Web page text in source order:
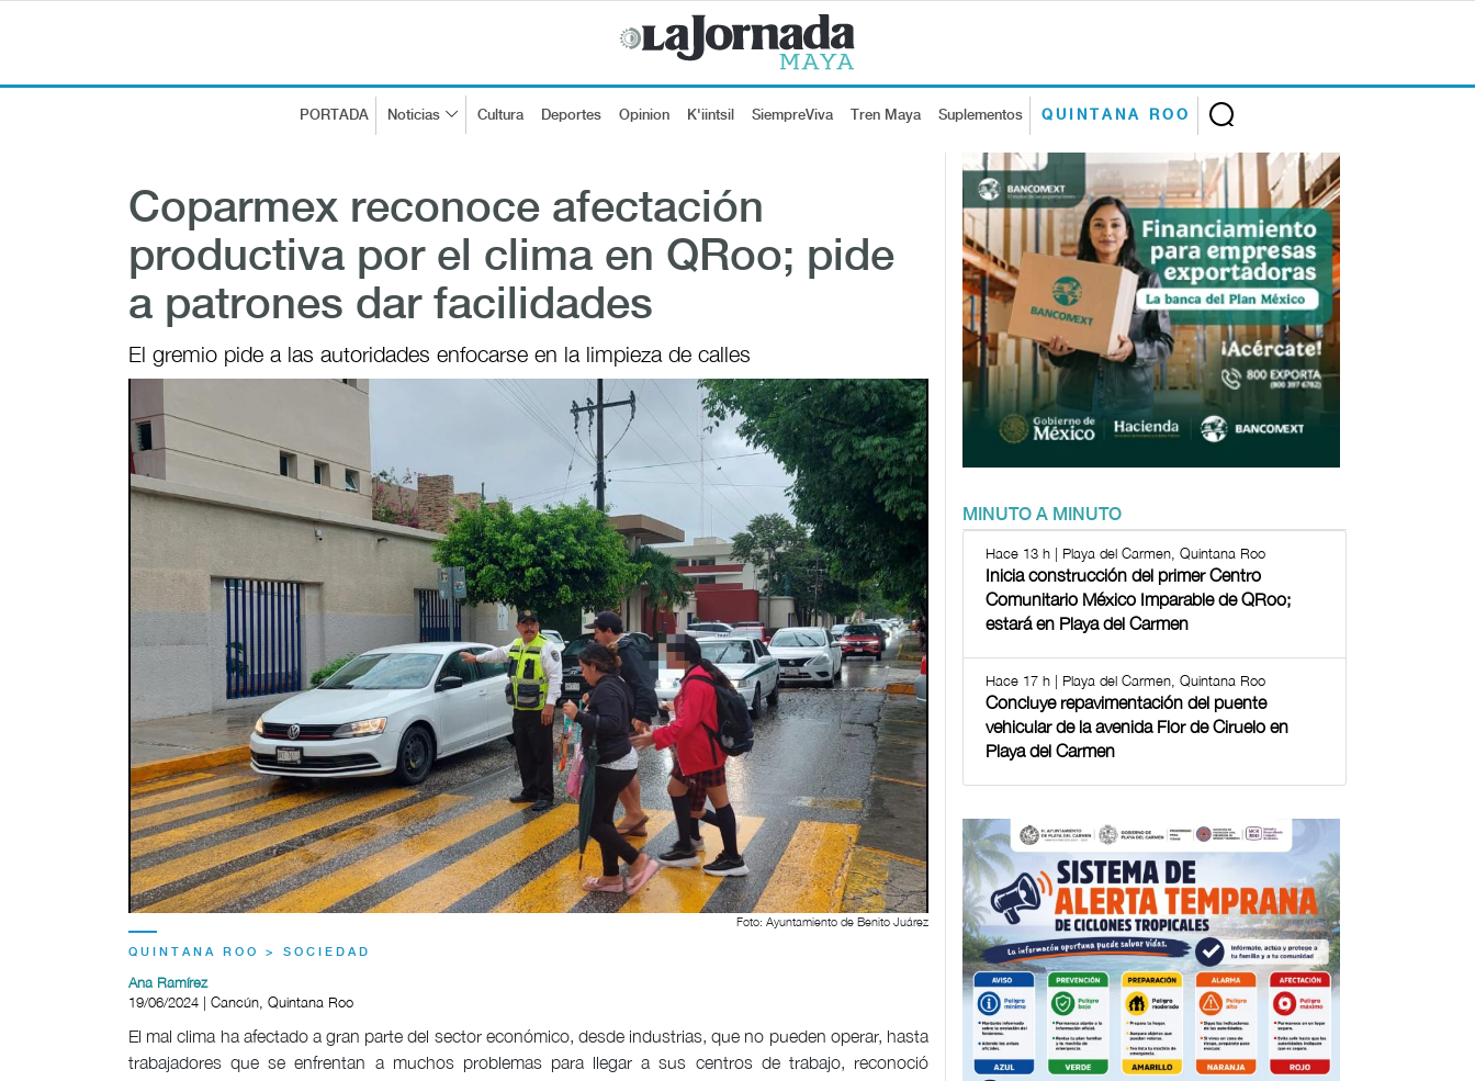
PORTADA Noticias Cultura Deportes Opinion K'iintsil SiempreViva Tren Maya Suplementos QUINTANA ROO
Coparmex reconoce afectación
productiva por el clima en QRoo; pide
a patrones dar facilidades
El gremio pide a las autoridades enfocarse en la limpieza de calles
Foto: Ayuntamiento de Benito Juárez
QUINTANA ROO > SOCIEDAD
Ana Ramírez
19/06/2024 | Cancún, Quintana Roo
El mal clima ha afectado a gran parte del sector económico, desde industrias, que no pueden operar, hasta
trabajadores que se enfrentan a muchos problemas para llegar a sus centros de trabajo, reconoció
MINUTO A MINUTO
Hace 13 h | Playa del Carmen, Quintana Roo
Inicia construcción del primer Centro
Comunitario México Imparable de QRoo;
estará en Playa del Carmen
Hace 17 h | Playa del Carmen, Quintana Roo
Concluye repavimentación del puente
vehicular de la avenida Flor de Ciruelo en
Playa del Carmen